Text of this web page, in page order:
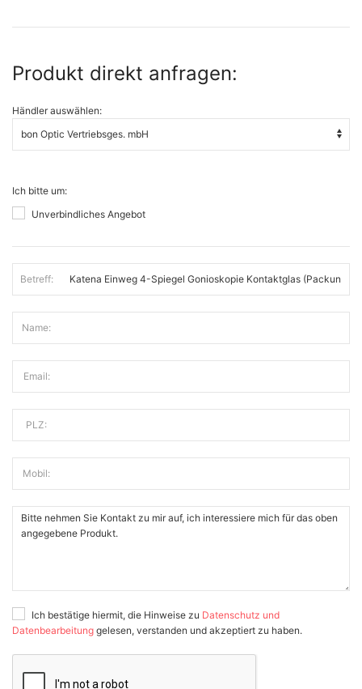
Produkt direkt anfragen:
Händler auswählen:
Ich bitte um:
Unverbindliches Angebot
Betreff:
Name:
Email:
PLZ:
Mobil:
Ich bestätige hiermit, die Hinweise zu Datenschutz und
Datenbearbeitung gelesen, verstanden und akzeptiert zu haben.